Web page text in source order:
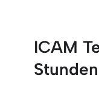
ICAM
Stunden